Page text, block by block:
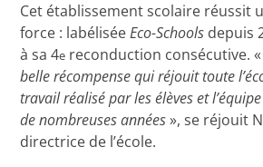
Cet établissement scolaire réussit
force : labéliséeEco-Schools depuis
à sa 4e reconduction consécutive. «
belle récompense qui réjouit toute
travail réalisé par les élèves et
de nombreuses années», se réjouit
directrice de l’école.